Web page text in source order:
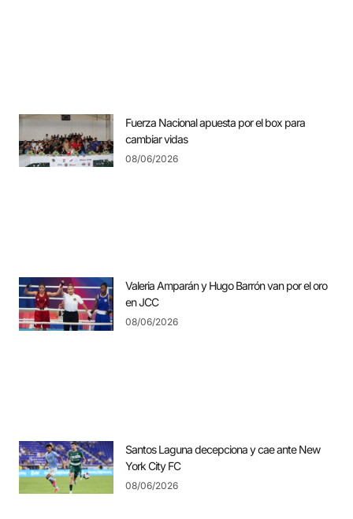
Fuerza Nacional apuesta por el box para
cambiar vidas
08/06/2026
Valeria Amparán y Hugo Barrón van por el oro
en JCC
08/06/2026
Santos Laguna decepciona y cae ante New
York City FC
08/06/2026